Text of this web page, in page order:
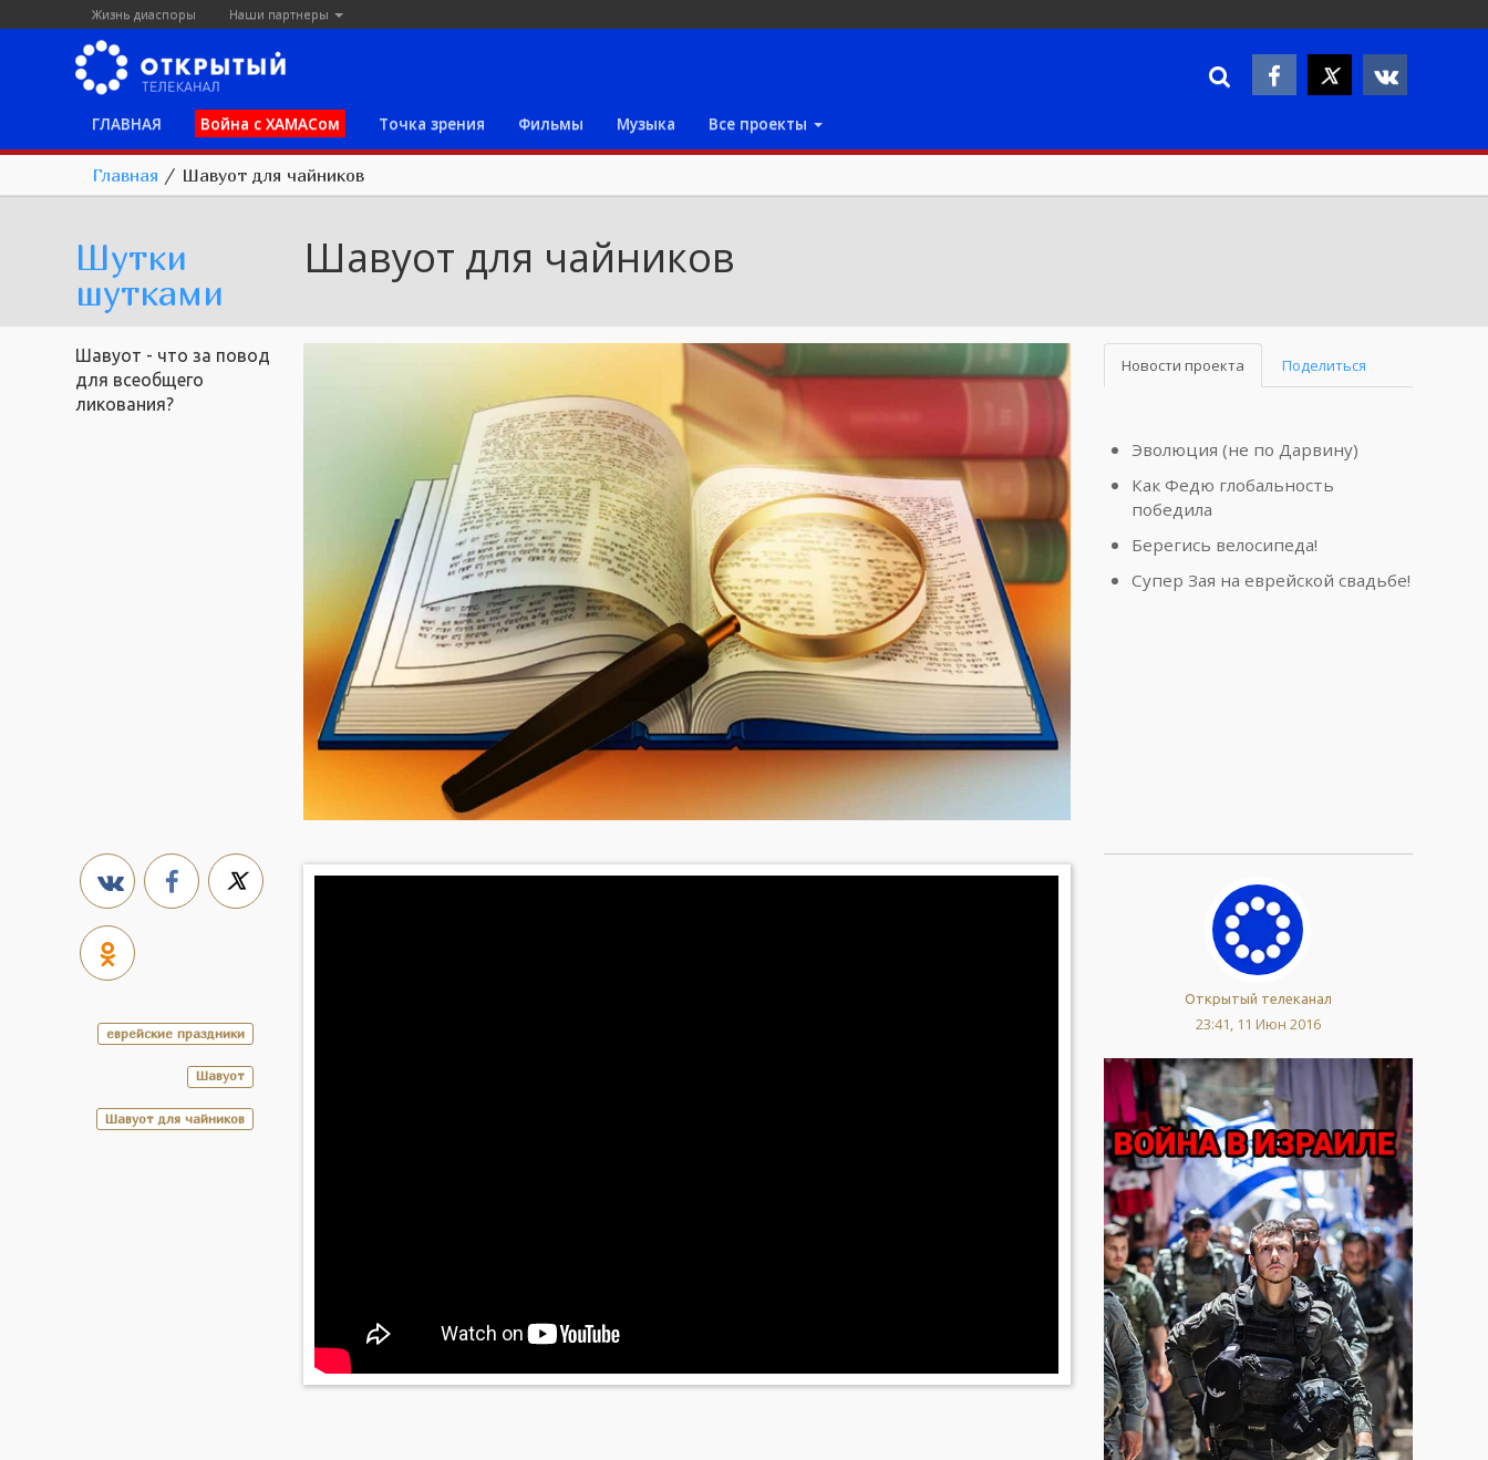
Жизнь диаспоры Наши партнеры
ГЛАВНАЯ Война с ХАМАСом Точка зрения Фильмы Музыка Все проекты
Главная / Шавуот для чайников
Шутки
шутками
Шавуот для чайников
Шавуот - что за повод
для всеобщего
ликования?
Новости проекта Поделиться
Эволюция (не по Дарвину)
Как Федю глобальность
победила
Берегись велосипеда!
Супер Зая на еврейской свадьбе!
еврейские праздники
Шавуот
Шавуот для чайников
Открытый телеканал
23:41, 11 Июн 2016